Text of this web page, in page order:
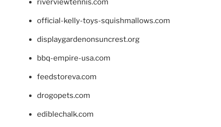
riverviewtennis.com
official-kelly-toys-squishmallows.com
displaygardenonsuncrest.org
bbq-empire-usa.com
feedstoreva.com
drogopets.com
ediblechalk.com